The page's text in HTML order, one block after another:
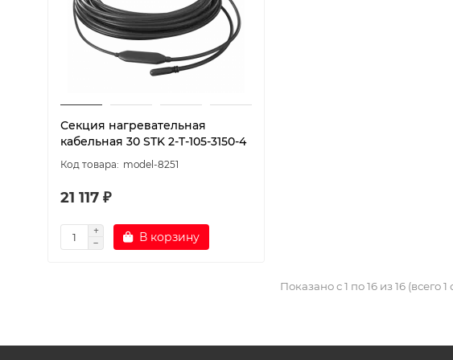
Секция нагревательная
кабельная 30 STK 2-T-105-3150-4
model-8251
21 117 ₽
В корзину
Показано с 1 по 16 из 16 (всего